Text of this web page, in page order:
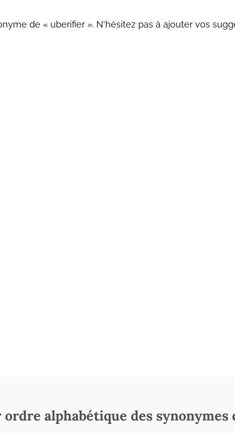
de « uberifier ». N'hésitez pas à ajouter vos
ordre alphabétique des synonymes